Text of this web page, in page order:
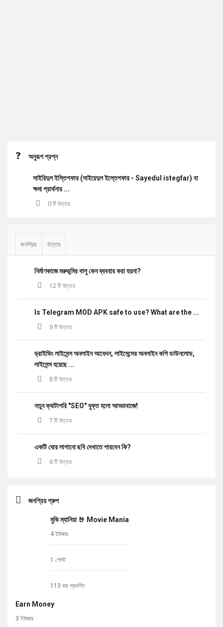
অনুরূপ প্রশ্ন
সাইয়িদুল ইস্তিগফার (সাইয়েদুল ইস্তেগফার - Sayedul istegfar) বা
ক্ষমা প্রার্থনার ...
0 টি উত্তর
জনপ্রিয় উত্তর
নির্মাণকাজে মরুভূমির বালু কেন ব্যবহার করা হয়না?
12 টি উত্তর
Is Telegram MOD APK safe to use? What are the ...
9 টি উত্তর
ড্রাইভিং লাইসেন্স অনলাইন আবেদন, লাইসেন্সের অনলাইন কপি ডাউনলোড,
লাইসেন্স হয়েছে ...
8 টি উত্তর
নতুন ক্যাটাগরি "SEO" যুক্ত হলো আড্ডাবাজে!
7 টি উত্তর
একটি ঘোর লাগানো ছবি দেখাতে পারবেন কি?
6 টি উত্তর
জনপ্রিয় গ্রুপ
মুভি ম্যানিয়া 🤘 Movie Mania
4 ইউজার
1 পোস্ট
113 বার প্রদর্শিত
Earn Money
3 ইউজার